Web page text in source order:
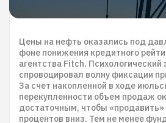
Цены на нефть оказались под
фоне понижения кредитного
агентства Fitch. Психологический
спровоцировал волну фиксации
За счет накопленной в ходе
перекупленности объем продаж
достаточным, чтобы «продавить»
процентов вниз. Тем не менее